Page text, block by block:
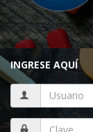
INGRESE AQUÍ